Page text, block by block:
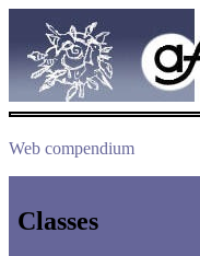
Web compendium
Classes